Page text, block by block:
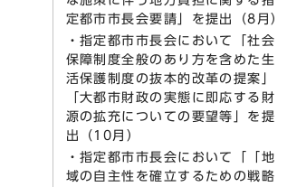
定都市市長会要請」を提出（8月）
・指定都市市長会において「社会
保障制度全般のあり方を含めた生
活保護制度の抜本的改革の提案」
「大都市財政の実態に即応する財
源の拡充についての要望等」を提
出（10月）
・指定都市市長会において「「地
域の自主性を確立するための戦略